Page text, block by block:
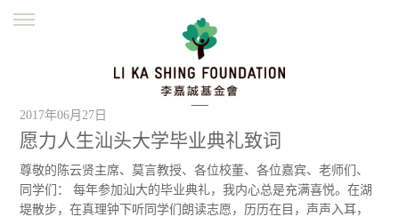
新闻资讯 欺诈警示
並肩同行
繁體
2017年06月27日
愿力人生汕头大学毕业典礼致词
尊敬的陈云贤主席、莫言教授、各位校董、各位嘉宾、老师们、
同学们： 每年参加汕大的毕业典礼，我内心总是充满喜悦。在湖
堤散步，在真理钟下听同学们朗读志愿，历历在目，声声入耳，